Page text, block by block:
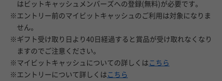
はビットキャッシュメンバーズへの登録(無料)が必要です。
※エントリー前のマイビットキャッシュのご利用は対象になりま
せん。
※ギフト受け取り日より40日経過すると賞品が受け取れなくなり
ますのでご注意ください。
※マイビットキャッシュについての詳しくは こちら
※エントリーについて詳しくは こちら